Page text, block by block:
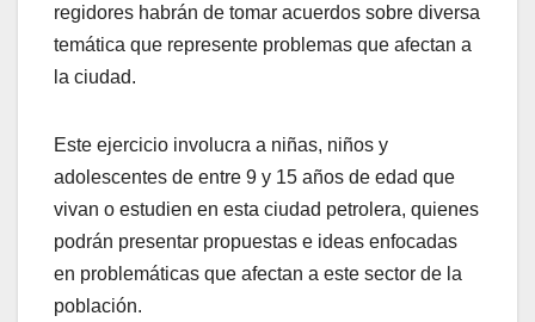
regidores habrán de tomar acuerdos sobre diversa
temática que represente problemas que afectan a
la ciudad.
Este ejercicio involucra a niñas, niños y
adolescentes de entre 9 y 15 años de edad que
vivan o estudien en esta ciudad petrolera, quienes
podrán presentar propuestas e ideas enfocadas
en problemáticas que afectan a este sector de la
población.